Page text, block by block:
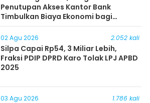
Penutupan Akses Kantor Bank
Timbulkan Biaya Ekonomi bagi
Masyarakat
02 Agu 2026 2.052 kali
Silpa Capai Rp54, 3 Miliar Lebih,
Fraksi PDIP DPRD Karo Tolak LPJ APBD
2025
03 Agu 2026 1.786 kali